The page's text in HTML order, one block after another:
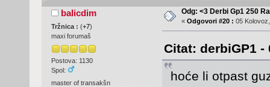
balicdim
Tržnica : (+7)
maxi forumaš
Postova: 1130
Spol:
master of transakšn
Odg: <3 Derbi Gp1 250
« Odgovori #20 : 05
Citat: derbiGP1 -
hoće li otpast